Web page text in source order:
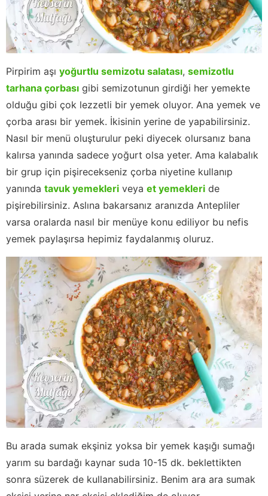
Pirpirim aşı yoğurtlu semizotu salatası, semizotlu
tarhana çorbası gibi semizotunun girdiği her yemekte
olduğu gibi çok lezzetli bir yemek oluyor. Ana yemek ve
çorba arası bir yemek. İkisinin yerine de yapabilirsiniz.
Nasıl bir menü oluşturulur peki diyecek olursanız bana
kalırsa yanında sadece yoğurt olsa yeter. Ama kalabalık
bir grup için pişirecekseniz çorba niyetine kullanıp
yanında tavuk yemekleri veya et yemekleri de
pişirebilirsiniz. Aslına bakarsanız aranızda Antepliler
varsa oralarda nasıl bir menüye konu ediliyor bu nefis
yemek paylaşırsa hepimiz faydalanmış oluruz.
Bu arada sumak ekşiniz yoksa bir yemek kaşığı sumağı
yarım su bardağı kaynar suda 10-15 dk. beklettikten
sonra süzerek de kullanabilirsiniz. Benim ara ara sumak